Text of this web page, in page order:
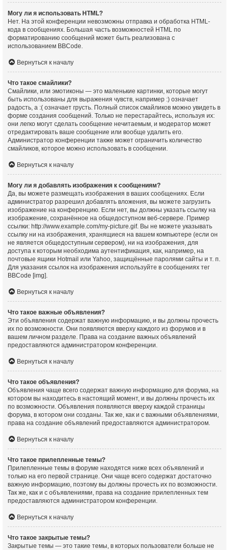
Могу ли я использовать HTML?
Нет. На этой конференции невозможны отправка и обработка HTML-
кода в сообщениях. Большая часть возможностей HTML по
форматированию сообщений может быть реализована с
использованием BBCode.
Вернуться к началу
Что такое смайлики?
Смайлики, или эмотиконы — это маленькие картинки, которые могут
быть использованы для выражения чувств, например :) означает
радость, а :( означает грусть. Полный список смайликов можно увидеть в
форме создания сообщений. Только не перестарайтесь, используя их:
они легко могут сделать сообщение нечитаемым, и модератор может
отредактировать ваше сообщение или вообще удалить его.
Администратор конференции также может ограничить количество
смайликов, которое можно использовать в сообщении.
Вернуться к началу
Могу ли я добавлять изображения к сообщениям?
Да, вы можете размещать изображения в ваших сообщениях. Если
администратор разрешил добавлять вложения, вы можете загрузить
изображение на конференцию. Если нет, вы должны указать ссылку на
изображение, сохранённое на общедоступном веб-сервере. Пример
ссылки: http://www.example.com/my-picture.gif. Вы не можете указывать
ссылку ни на изображения, хранящиеся на вашем компьютере (если он
не является общедоступным сервером), ни на изображения, для
доступа к которым необходима аутентификация, как, например, на
почтовые ящики Hotmail или Yahoo, защищённые паролями сайты и т. п.
Для указания ссылок на изображения используйте в сообщениях тег
BBCode [img].
Вернуться к началу
Что такое важные объявления?
Эти объявления содержат важную информацию, и вы должны прочесть
их по возможности. Они появляются вверху каждого из форумов и в
вашем личном разделе. Права на создание важных объявлений
предоставляются администратором конференции.
Вернуться к началу
Что такое объявления?
Объявления чаще всего содержат важную информацию для форума, на
котором вы находитесь в настоящий момент, и вы должны прочесть их
по возможности. Объявления появляются вверху каждой страницы
форума, в котором они созданы. Так же, как и с важными объявлениями,
права на создание объявлений предоставляются администратором.
Вернуться к началу
Что такое прилепленные темы?
Прилепленные темы в форуме находятся ниже всех объявлений и
только на его первой странице. Они чаще всего содержат достаточно
важную информацию, поэтому вы должны прочесть их по возможности.
Так же, как и с объявлениями, права на создание прилепленных тем
предоставляются администратором конференции.
Вернуться к началу
Что такое закрытые темы?
Закрытые темы — это такие темы, в которых пользователи больше не